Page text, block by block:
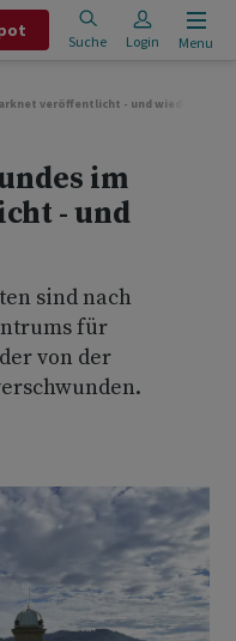
Suche Login Menu
veröffentlicht - und wieder
im
- und
sind nach
für
von der